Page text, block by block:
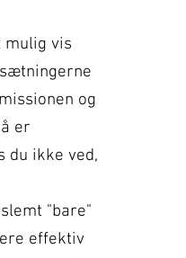
vis
og
er
du ikke ved,
"bare"
effektiv